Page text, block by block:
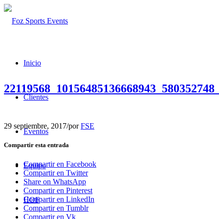
Inicio
Clientes
Eventos
Equipo
HOF
29 septiembre, 2017/porFSE
Compartir esta entrada
Compartir en Facebook
Compartir en Twitter
Share on WhatsApp
Compartir en Pinterest
Compartir en LinkedIn
Compartir en Tumblr
Compartir en Vk